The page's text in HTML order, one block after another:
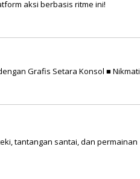
aksi berbasis ritme ini!
Grafis Setara Konsol ■ Nikmati
tantangan santai, dan permainan